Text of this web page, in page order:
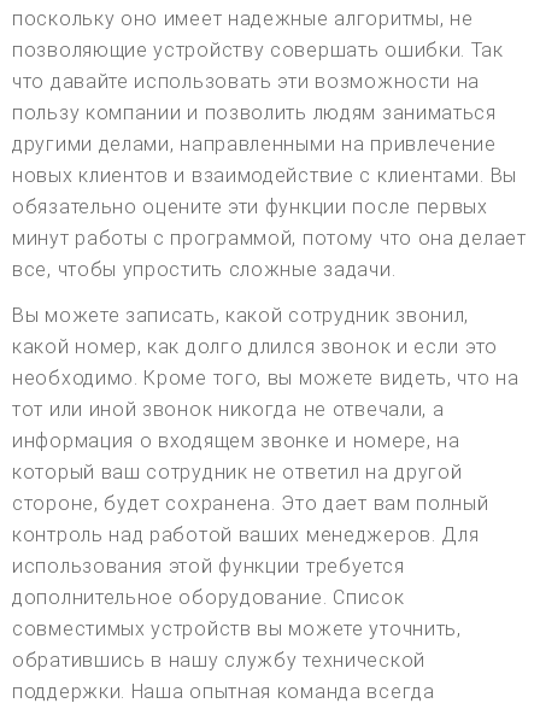
поскольку оно имеет надежные алгоритмы, не
позволяющие устройству совершать ошибки. Так
что давайте использовать эти возможности на
пользу компании и позволить людям заниматься
другими делами, направленными на привлечение
новых клиентов и взаимодействие с клиентами. Вы
обязательно оцените эти функции после первых
минут работы с программой, потому что она делает
все, чтобы упростить сложные задачи.
Вы можете записать, какой сотрудник звонил,
какой номер, как долго длился звонок и если это
необходимо. Кроме того, вы можете видеть, что на
тот или иной звонок никогда не отвечали, а
информация о входящем звонке и номере, на
который ваш сотрудник не ответил на другой
стороне, будет сохранена. Это дает вам полный
контроль над работой ваших менеджеров. Для
использования этой функции требуется
дополнительное оборудование. Список
совместимых устройств вы можете уточнить,
обратившись в нашу службу технической
поддержки. Наша опытная команда всегда